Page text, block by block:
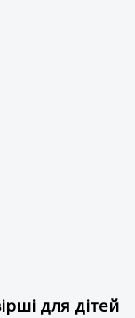
для дітей